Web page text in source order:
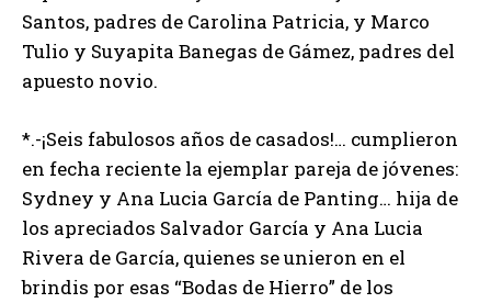
Santos, padres de Carolina Patricia, y Marco
Tulio y Suyapita Banegas de Gámez, padres del
apuesto novio.
*.-¡Seis fabulosos años de casados!… cumplieron
en fecha reciente la ejemplar pareja de jóvenes:
Sydney y Ana Lucia García de Panting… hija de
los apreciados Salvador García y Ana Lucia
Rivera de García, quienes se unieron en el
brindis por esas “Bodas de Hierro” de los